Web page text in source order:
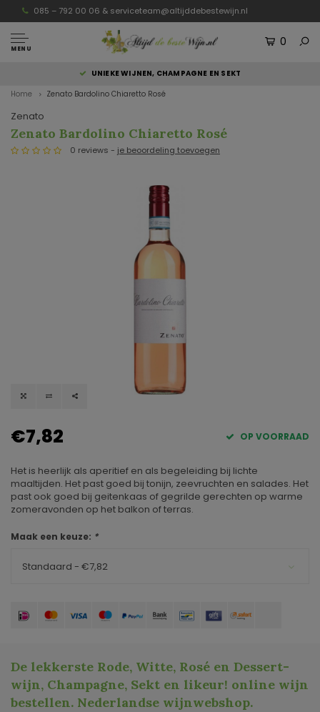
085 – 792 00 06 & serviceteam@altijddebestewijn.nl
MENU
0
UNIEKE WIJNEN, CHAMPAGNE EN SEKT
Home Zenato Bardolino Chiaretto Rosé
Zenato
Zenato Bardolino Chiaretto Rosé
0 reviews - je beoordeling toevoegen
€7,82 OP VOORRAAD
Het is heerlijk als aperitief en als begeleiding bij lichte
maaltijden. Het past goed bij tonijn, zeevruchten en salades. Het
past ook goed bij geitenkaas of gegrilde gerechten op warme
zomeravonden op het balkon of terras.
Maak een keuze: *
Standaard - €7,82
De lekkerste Rode, Witte, Rosé en Dessert-
wijn, Champagne, Sekt en likeur! online wijn
bestellen. Nederlandse wijnwebshop.